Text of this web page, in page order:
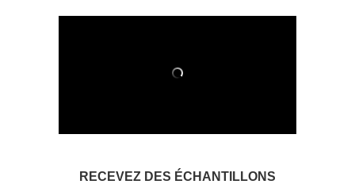
RECEVEZ DES ÉCHANTILLONS